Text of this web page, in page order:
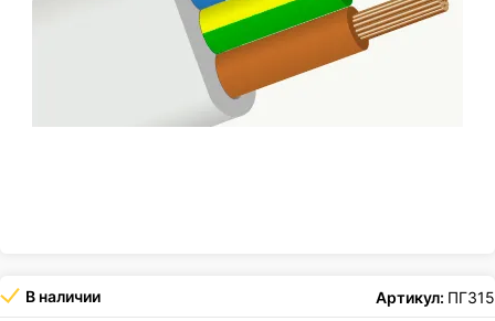
В наличии Артикул: ПГ315